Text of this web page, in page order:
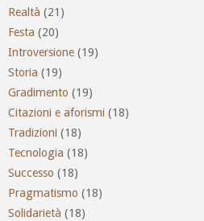
Realtà (21)
Festa (20)
Introversione (19)
Storia (19)
Gradimento (19)
Citazioni e aforismi (18)
Tradizioni (18)
Tecnologia (18)
Successo (18)
Pragmatismo (18)
Solidarietà (18)